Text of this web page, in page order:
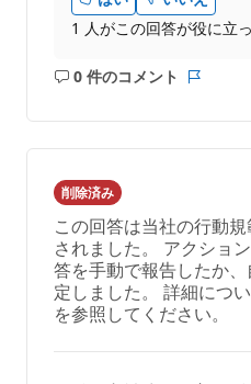
1 人がこの回答が役に立
0 件のコメント
コ
ト
は
あ
り
ま
せ
ん
ト
削除済み
この回答は当社の行動
されました。 アクショ
答を手動で報告したか
定しました。 詳細につ
を参照してください。